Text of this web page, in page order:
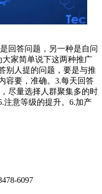
回答问题，另一种是自问
家简单说下这两种推广
别人提的问题，要是与推
容要，准确。3.每天回答
尽量选择人群聚集多的时
注意等级的提升。6.加产
6097